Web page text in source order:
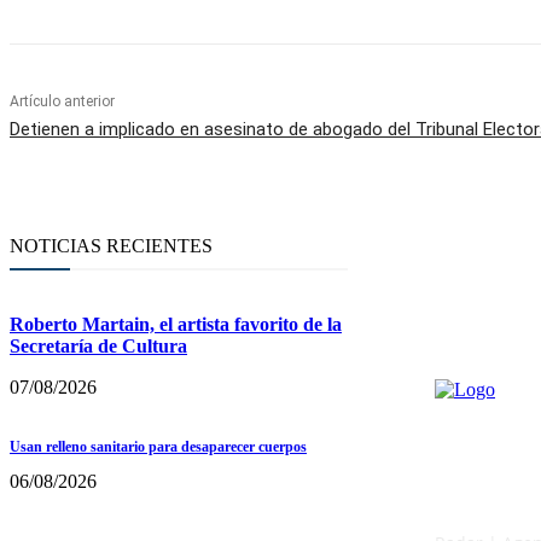
Artículo anterior
Detienen a implicado en asesinato de abogado del Tribunal
NOTICIAS RECIENTES
Roberto Martain, el artista favorito de la
Secretaría de Cultura
07/08/2026
Usan relleno sanitario para desaparecer cuerpos
06/08/2026